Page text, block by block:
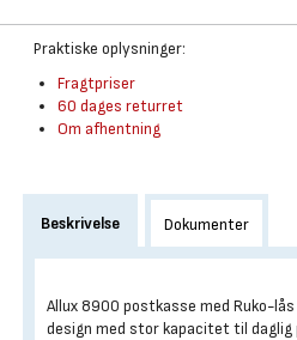
Praktiske oplysninger:
Fragtpriser
60 dages returret
Om afhentning
Beskrivelse Dokumenter
Allux 8900 postkasse med Ruko-
design med stor kapacitet til